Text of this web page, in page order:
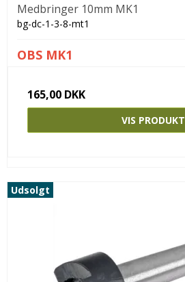
Medbringer 10mm MK1
bg-dc-1-3-8-mt1
OBS MK1
165,00 DKK
VIS PRODUKT
Udsolgt